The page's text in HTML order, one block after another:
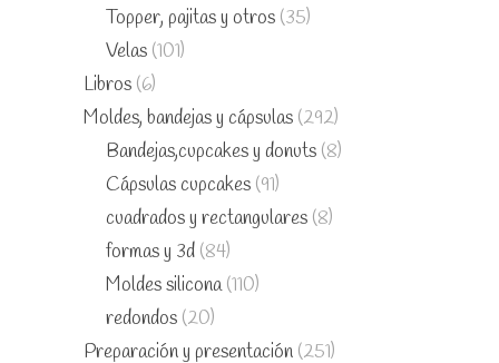
Topper, pajitas y otros (35)
Velas (101)
Libros (6)
Moldes, bandejas y cápsulas (292)
Bandejas,cupcakes y donuts (8)
Cápsulas cupcakes (91)
cuadrados y rectangulares (8)
formas y 3d (84)
Moldes silicona (110)
redondos (20)
Preparación y presentación (251)